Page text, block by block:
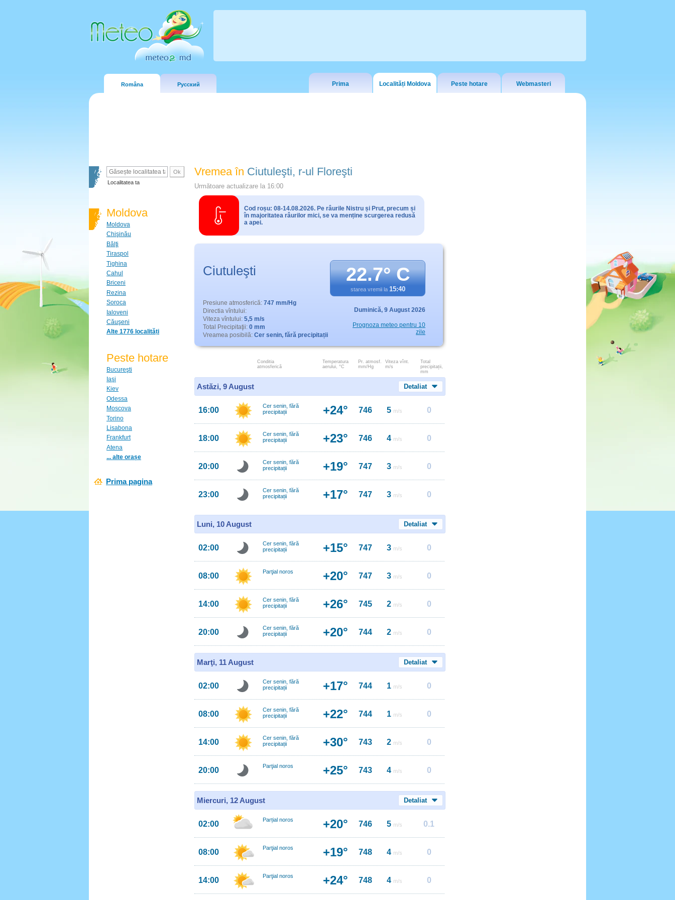
Româna Русский Prima Localități Moldova Peste hotare Webmasteri
Localitatea ta
Moldova
Moldova
Chişinău
Bălţi
Tiraspol
Tighina
Cahul
Briceni
Rezina
Soroca
Ialoveni
Căuşeni
Alte 1776 localități
Peste hotare
Bucureşti
Iaşi
Kiev
Odessa
Moscova
Torino
Lisabona
Frankfurt
Atena
... alte orașe
Prima pagina
Vremea în Ciutuleşti, r-ul Floreşti
Următoare actualizare la 16:00
Cod roșu: 08-14.08.2026. Pe râurile Nistru și Prut, precum și
în majoritatea râurilor mici, se va menține scurgerea redusă
a apei.
Ciutuleşti 22.7° C
starea vremii la 15:40
Presiune atmosferică: 747 mm/Hg
Directia vîntului:
Viteza vîntului: 5,5 m/s
Total Precipitaţii: 0 mm
Vreamea posibilă: Cer senin, fără precipitații
Duminică, 9 August 2026
Prognoza meteo pentru 10
zile
Conditia
atmosferică
Temperatura
aerului, °C
Pr. atmosf.
mm/Hg
Viteza vînt.
m/s
Total
precipitații,
mm
Astăzi, 9 August Detaliat
16:00
Cer senin, fără
precipitații
+24° 746 5 m/s 0
18:00
Cer senin, fără
precipitații
+23° 746 4 m/s 0
20:00
Cer senin, fără
precipitații
+19° 747 3 m/s 0
23:00
Cer senin, fără
precipitații
+17° 747 3 m/s 0
Luni, 10 August Detaliat
02:00
Cer senin, fără
precipitații
+15° 747 3 m/s 0
08:00 Parţial noros +20° 747 3 m/s 0
14:00
Cer senin, fără
precipitații
+26° 745 2 m/s 0
20:00
Cer senin, fără
precipitații
+20° 744 2 m/s 0
Marţi, 11 August Detaliat
02:00
Cer senin, fără
precipitații
+17° 744 1 m/s 0
08:00
Cer senin, fără
precipitații
+22° 744 1 m/s 0
14:00
Cer senin, fără
precipitații
+30° 743 2 m/s 0
20:00 Parţial noros +25° 743 4 m/s 0
Miercuri, 12 August Detaliat
02:00 Parțial noros +20° 746 5 m/s 0.1
08:00 Parţial noros +19° 748 4 m/s 0
14:00 Parţial noros +24° 748 4 m/s 0